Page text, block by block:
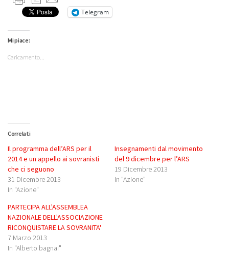
Telegram
Mi piace:
Caricamento...
Correlati
Il programma dell’ARS per il
2014 e un appello ai sovranisti
che ci seguono
31 Dicembre 2013
In "Azione"
Insegnamenti dal movimento
del 9 dicembre per l’ARS
19 Dicembre 2013
In "Azione"
PARTECIPA ALL'ASSEMBLEA
NAZIONALE DELL'ASSOCIAZIONE
RICONQUISTARE LA SOVRANITA'
7 Marzo 2013
In "Alberto bagnai"